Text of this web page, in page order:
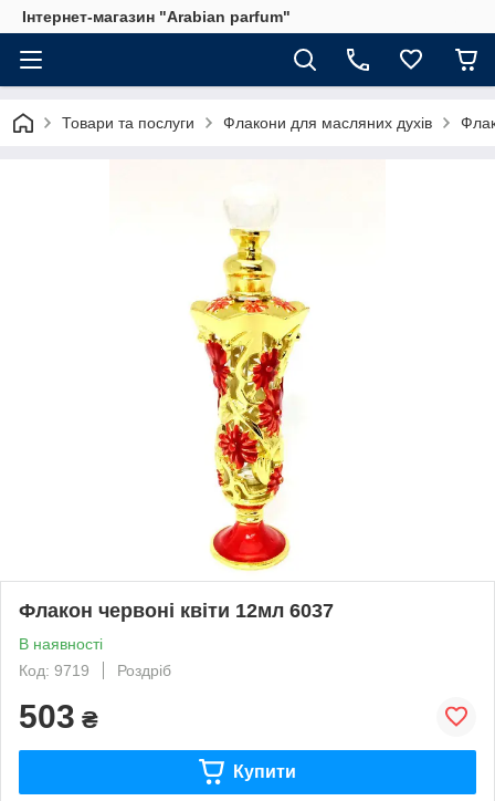
Інтернет-магазин "Arabian parfum"
Товари та послуги Флакони для масляних духів
Флакон червоні квіти 12мл 6037
В наявності
Код: 9719
Роздріб
503 ₴
Купити